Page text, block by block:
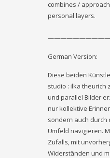
combines /
personal layers.
German Version:
Diese beiden
studio : ilka theurich
und parallel Bilder
nur kollektive
sondern auch durch
Umfeld navigieren.
Zufalls, mit
Widerständen und